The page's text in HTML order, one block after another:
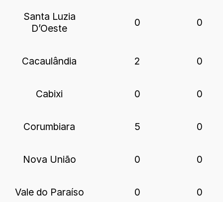
Santa Luzia
D’Oeste
0 0
Cacaulândia 2 0
Cabixi 0 0
Corumbiara 5 0
Nova União 0 0
Vale do Paraíso 0 0